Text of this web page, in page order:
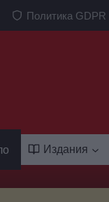
Политика GDPR
Издания